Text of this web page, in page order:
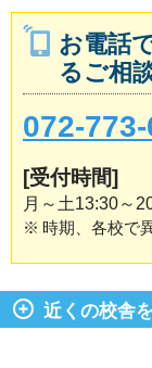
お電話
るご相
072-
[受付時間]
月～土13:30～
※ 時期、各校で
近くの校舎